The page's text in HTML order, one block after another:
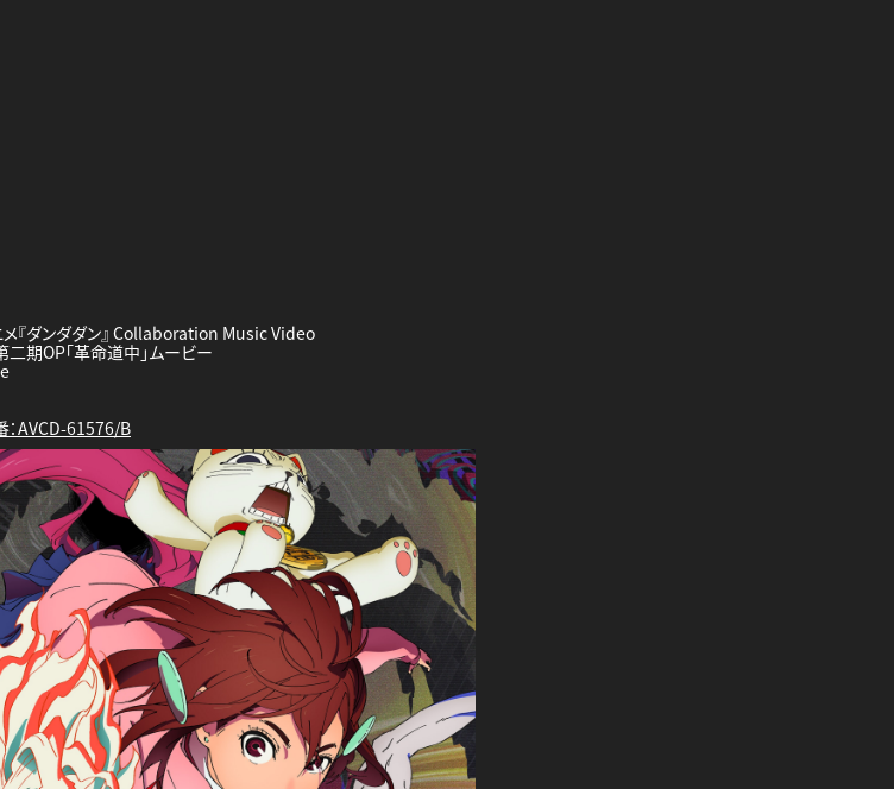
『ダンダダン』 Collaboration Music Video
二期OP「革命道中」ムービー
：AVCD-61576/B